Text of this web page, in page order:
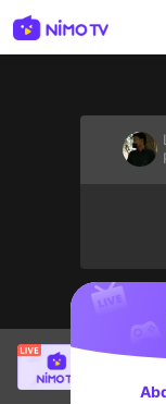
SBTC
League
sentinelStart